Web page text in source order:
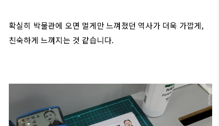
확실히 박물관에 오면 멀게만 느껴졌던 역사가 더욱 가깝게,
친숙하게 느껴지는 것 같습니다.